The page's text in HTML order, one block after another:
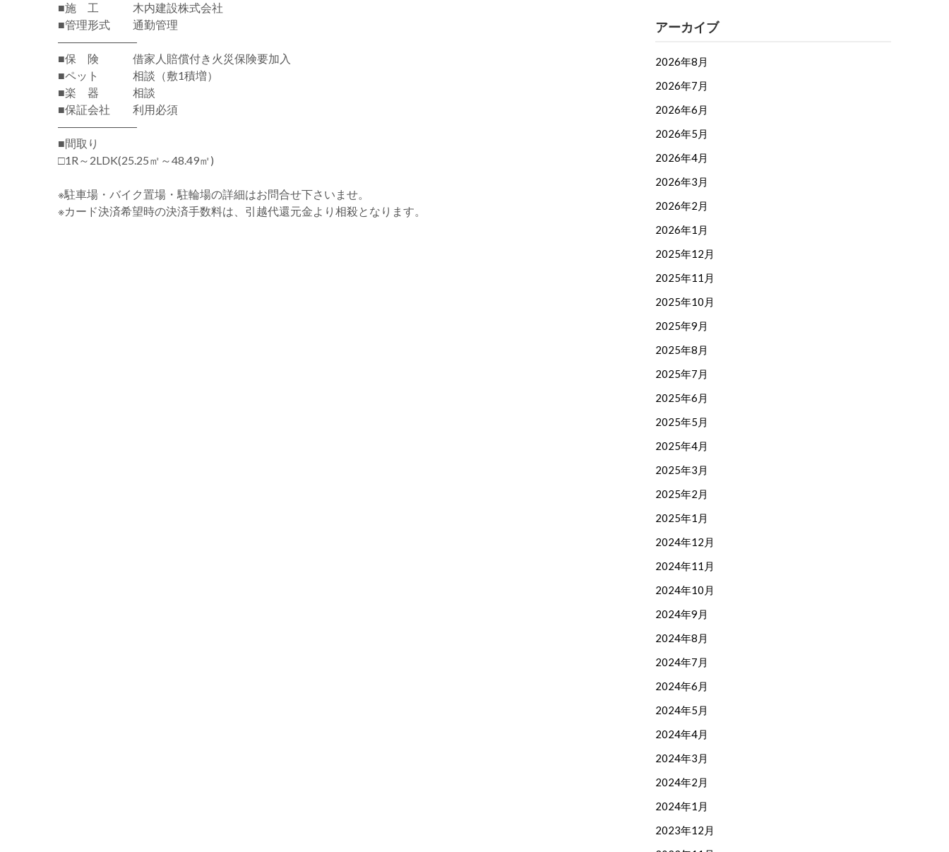
■施 工 木内建設株式会社
■管理形式 通勤管理
―――――――
■保 険 借家人賠償付き火災保険要加入
■ペット 相談（敷1積増）
■楽 器 相談
■保証会社 利用必須
―――――――
■間取り
□1R～2LDK(25.25㎡～48.49㎡)
※駐車場・バイク置場・駐輪場の詳細はお問合せ下さいませ。
※カード決済希望時の決済手数料は、引越代還元金より相殺となります。
アーカイブ
2026年8月
2026年7月
2026年6月
2026年5月
2026年4月
2026年3月
2026年2月
2026年1月
2025年12月
2025年11月
2025年10月
2025年9月
2025年8月
2025年7月
2025年6月
2025年5月
2025年4月
2025年3月
2025年2月
2025年1月
2024年12月
2024年11月
2024年10月
2024年9月
2024年8月
2024年7月
2024年6月
2024年5月
2024年4月
2024年3月
2024年2月
2024年1月
2023年12月